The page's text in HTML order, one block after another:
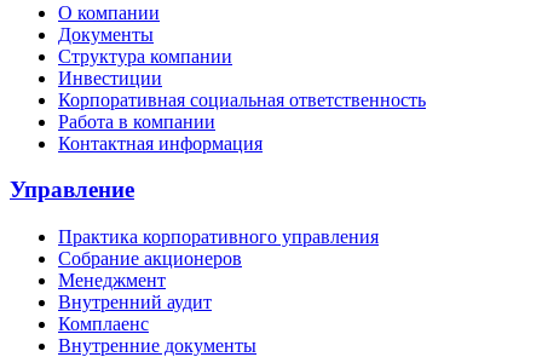
О компании
Документы
Структура компании
Инвестиции
Корпоративная социальная ответственность
Работа в компании
Контактная информация
Управление
Практика корпоративного управления
Собрание акционеров
Менеджмент
Внутренний аудит
Комплаенс
Внутренние документы